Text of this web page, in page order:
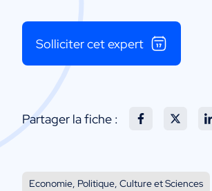
Solliciter cet expert
Partager la fiche :
Economie, Politique, Culture et Sciences